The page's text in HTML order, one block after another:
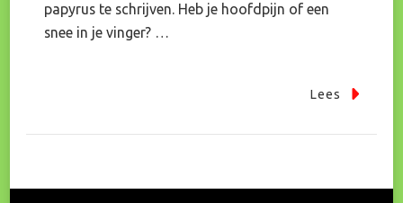
papyrus te schrijven. Heb je hoofdpijn of een
snee in je vinger? …
Lees